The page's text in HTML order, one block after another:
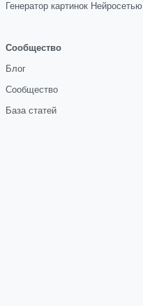
Генератор картинок Нейросетью
Сообщество
Блог
Сообщество
База статей